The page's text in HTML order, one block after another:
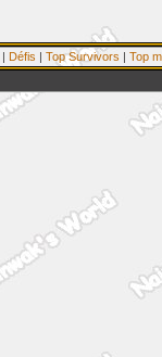
| Défis | Top Survivors | Top